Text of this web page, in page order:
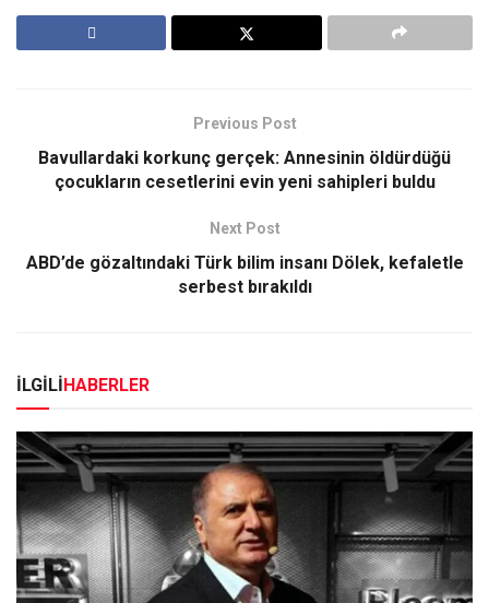
Previous Post
Bavullardaki korkunç gerçek: Annesinin öldürdüğü
çocukların cesetlerini evin yeni sahipleri buldu
Next Post
ABD’de gözaltındaki Türk bilim insanı Dölek, kefaletle
serbest bırakıldı
İLGİLİ HABERLER